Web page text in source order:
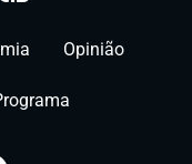
Opinião